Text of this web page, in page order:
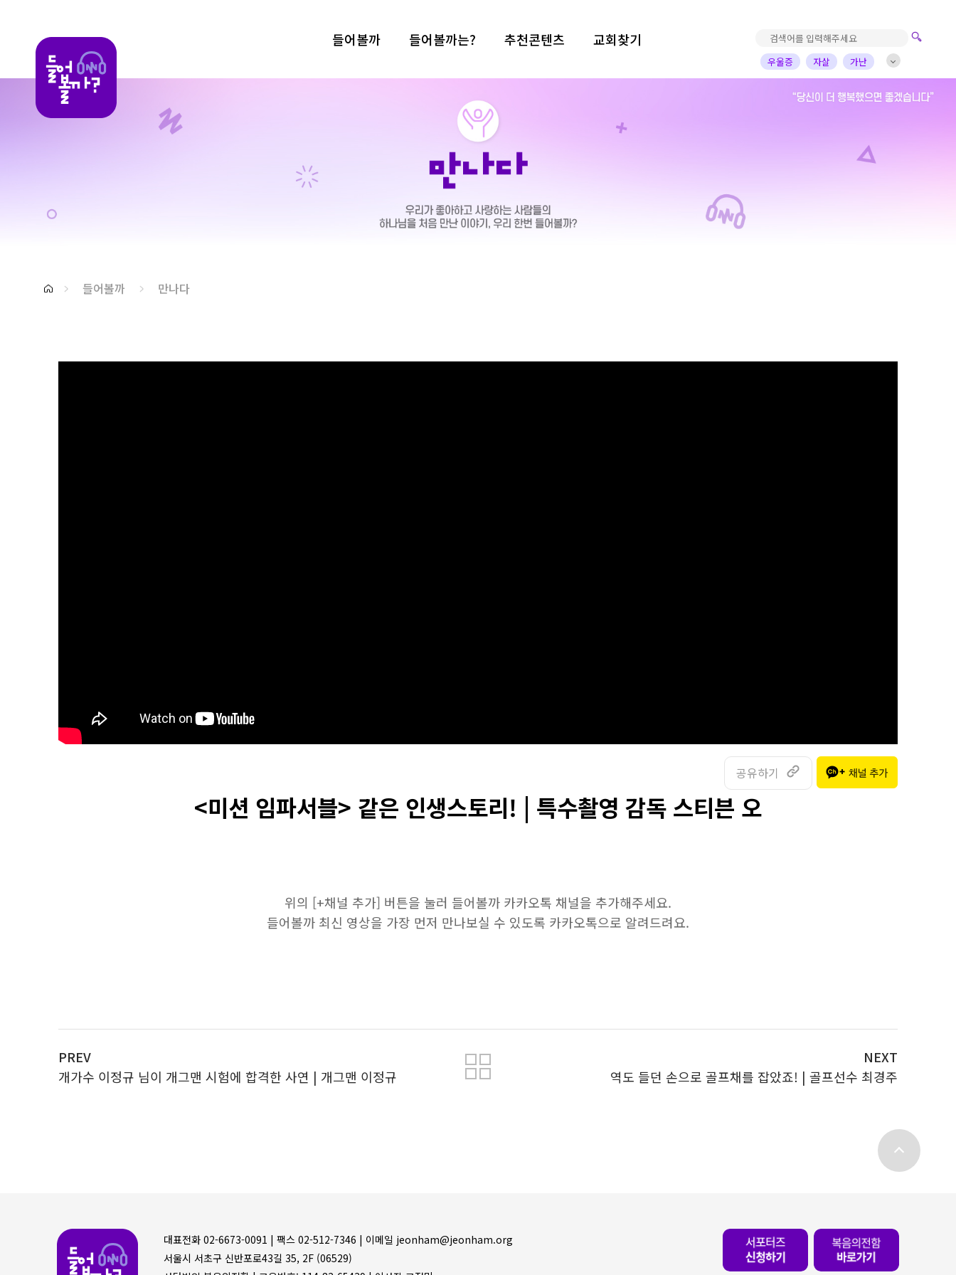
들어볼까 들어볼까는? 추천콘텐츠 교회찾기
우울증 자살
가난
진로고민
가정의아픔
부부 배우
가수
돌아온탕자
들어볼까 만나다
공유하기
<미션 임파서블> 같은 인생스토리! | 특수촬영 감독 스티븐 오
위의 [+채널 추가] 버튼을 눌러 들어볼까 카카오톡 채널을 추가해주세요.
들어볼까 최신 영상을 가장 먼저 만나보실 수 있도록 카카오톡으로 알려드려요.
PREV
개가수 이정규 님이 개그맨 시험에 합격한 사연 | 개그맨 이정규
목록
NEXT
역도 들던 손으로 골프채를 잡았죠! | 골프선수 최경주
대표전화 02-6673-0091 | 팩스 02-512-7346 | 이메일 jeonham@jeonham.org
서울시 서초구 신반포로43길 35, 2F (06529)